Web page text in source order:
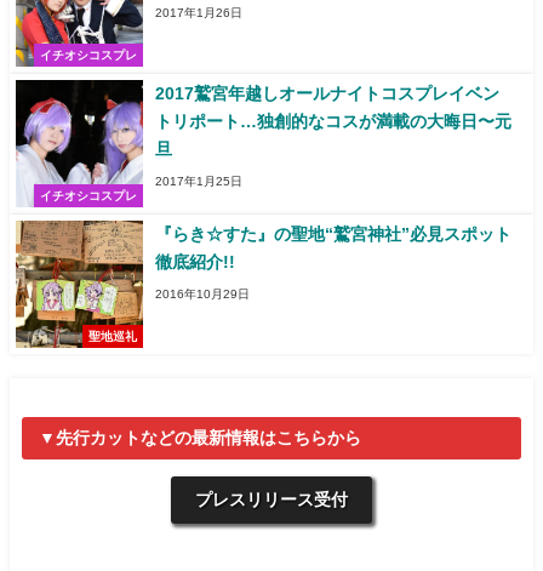
イチオシコスプレ
2017年1月26日
イチオシコスプレ
2017鷲宮年越しオールナイトコスプレイベン
トリポート…独創的なコスが満載の大晦日〜元
旦
2017年1月25日
聖地巡礼
『らき☆すた』の聖地“鷲宮神社”必見スポット
徹底紹介!!
2016年10月29日
▼先行カットなどの最新情報はこちらから
プレスリリース受付